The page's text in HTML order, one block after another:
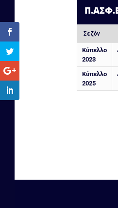
Σεζόν
Κύπελλο
2023
Κύπελλο
2025